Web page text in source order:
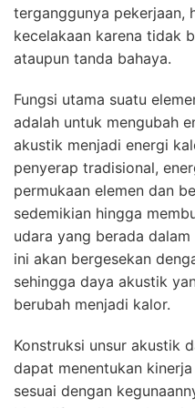
terganggunya pekerjaan,
kecelakaan karena tidak
ataupun tanda bahaya.
Fungsi utama suatu
adalah untuk mengubah
akustik menjadi energi
penyerap tradisional,
permukaan elemen dan
sedemikian hingga
udara yang berada
ini akan bergesekan
sehingga daya akustik
berubah menjadi kalor.
Konstruksi unsur akustik
dapat menentukan
sesuai dengan